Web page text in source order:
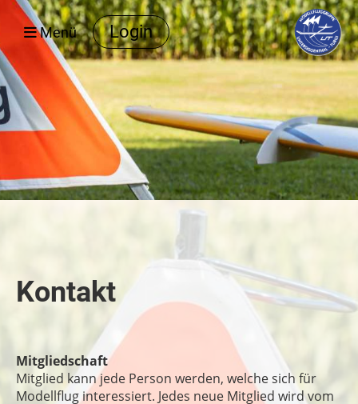
Login
Menü
Kontakt
Mitgliedschaft
Mitglied kann jede Person werden, welche sich für
Modellflug interessiert. Jedes neue Mitglied wird vom